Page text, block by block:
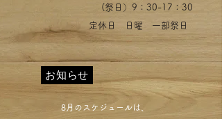
​(祭日）9：30-17：30
​定休日 日曜 一部祭日
お知らせ
​8月のスケジュールは、